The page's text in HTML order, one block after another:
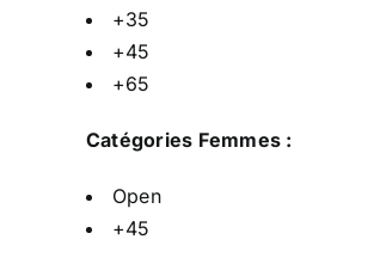
+35
+45
+65
Catégories Femmes :
Open
+45